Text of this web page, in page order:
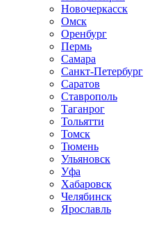
Новочеркаcск
Омск
Оренбург
Пермь
Самара
Санкт-Петербург
Саратов
Ставрополь
Таганрог
Тольятти
Томск
Тюмень
Ульяновск
Уфа
Хабаровск
Челябинск
Ярославль